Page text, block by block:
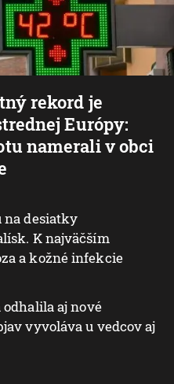
rekord je
Európy:
namerali v obci
desiatky
K najväčším
a kožné infekcie
aj nové
vyvoláva u vedcov aj